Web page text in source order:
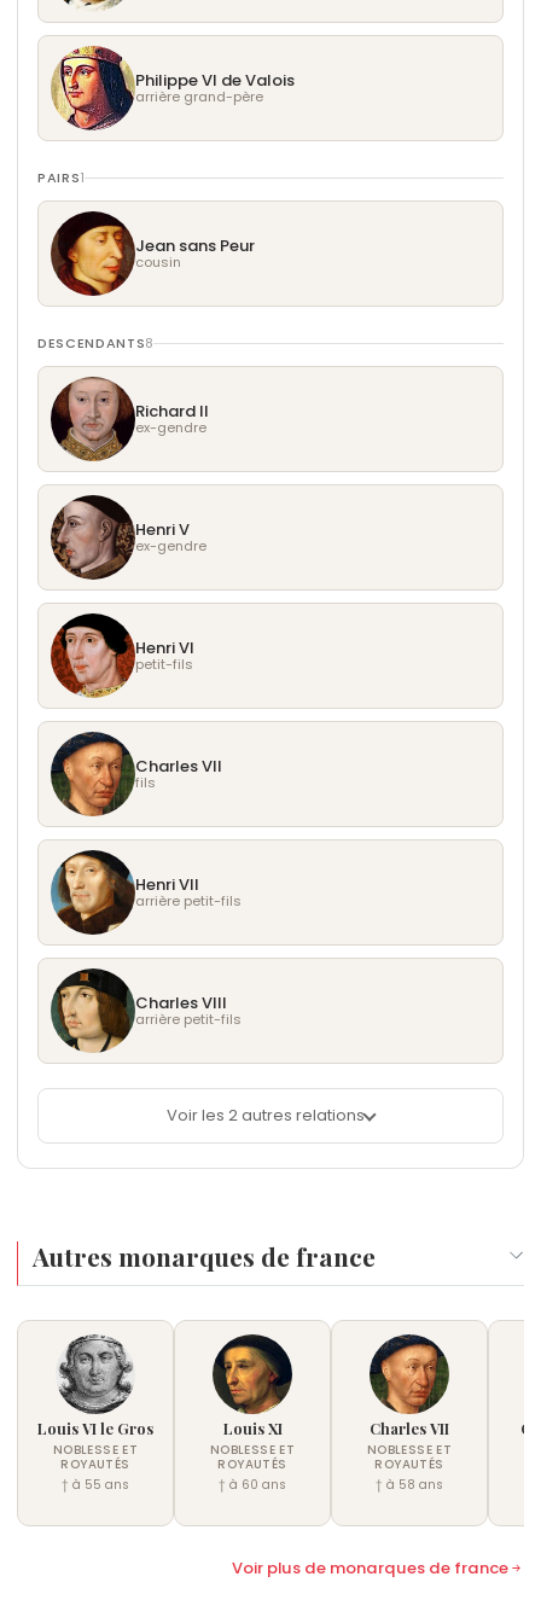
Philippe VI de Valois
arrière grand-père
PAIRS1
Jean sans Peur
cousin
DESCENDANTS8
Richard II
ex-gendre
Henri V
ex-gendre
Henri VI
petit-fils
Charles VII
fils
Henri VII
arrière petit-fils
Charles VIII
arrière petit-fils
Voir les 2 autres relations
Autres monarques de france
Louis VI le Gros
NOBLESSE ET
ROYAUTÉS
† à 55 ans
Louis XI
NOBLESSE ET
ROYAUTÉS
† à 60 ans
Charles VII
NOBLESSE ET
ROYAUTÉS
† à 58 ans
Voir plus de monarques de france